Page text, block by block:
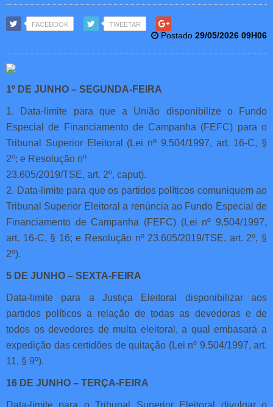
FACEBOOK
TWEETAR
Postado 29/05/2026 09H06
1º DE JUNHO – SEGUNDA-FEIRA
1. Data-limite para que a União disponibilize o Fundo
Especial de Financiamento de Campanha (FEFC) para o
Tribunal Superior Eleitoral (Lei nº 9.504/1997, art. 16-C, §
2º; e Resolução nº
23.605/2019/TSE, art. 2º, caput).
2. Data-limite para que os partidos políticos comuniquem ao
Tribunal Superior Eleitoral a renúncia ao Fundo Especial de
Financiamento de Campanha (FEFC) (Lei nº 9.504/1997,
art. 16-C, § 16; e Resolução nº 23.605/2019/TSE, art. 2º, §
2º).
5 DE JUNHO – SEXTA-FEIRA
Data-limite para a Justiça Eleitoral disponibilizar aos
partidos políticos a relação de todas as devedoras e de
todos os devedores de multa eleitoral, a qual embasará a
expedição das certidões de quitação (Lei nº 9.504/1997, art.
11, § 9º).
16 DE JUNHO – TERÇA-FEIRA